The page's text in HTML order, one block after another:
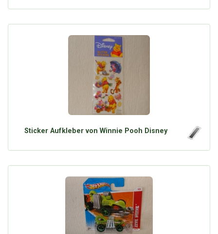
Mit Email Twitter
Sticker Aufkleber von Winnie Pooh Disney